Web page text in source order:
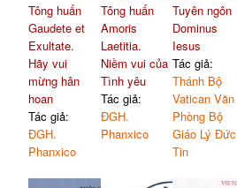
Tông huấn
Gaudete et
Exultate.
Hãy vui
mừng hân
hoan
Tác giả:
ĐGH.
Phanxico
Tông huấn
Amoris
Laetitia.
Niềm vui của
Tình yêu
Tác giả:
ĐGH.
Phanxico
Tuyên ngôn
Dominus
Iesus
Tác giả:
Thánh Bộ
Vatican Văn
Phòng Bộ
Giáo Lý Đức
Tin